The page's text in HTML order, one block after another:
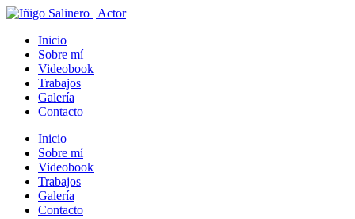
Inicio
Sobre mí
Videobook
Trabajos
Galería
Contacto
Inicio
Sobre mí
Videobook
Trabajos
Galería
Contacto